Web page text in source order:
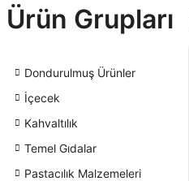
Ürün Grupları
Dondurulmuş Ürünler
İçecek
Kahvaltılık
Temel Gıdalar
Pastacılık Malzemeleri